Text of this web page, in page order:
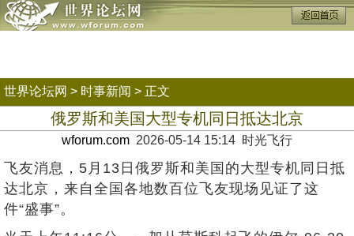
世界论坛网 > 时事新闻 > 正文
俄罗斯和美国大型专机同日抵达北京
wforum.com 2026-05-14 15:14 时光飞行
飞友消息，5月13日俄罗斯和美国的大型专机同日抵
达北京，来自全国各地数百位飞友现场见证了这
件“盛事”。